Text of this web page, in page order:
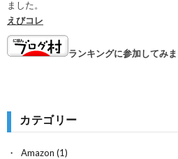
ました。
えびコレ
ランキングに参加してみ
カテゴリー
Amazon (1)